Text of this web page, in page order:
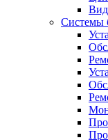
Системы